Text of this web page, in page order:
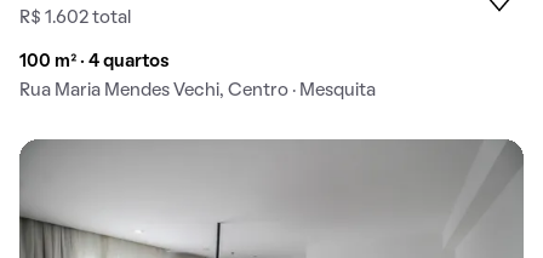
R$ 1.602 total
100 m² · 4 quartos
Rua Maria Mendes Vechi, Centro · Mesquita